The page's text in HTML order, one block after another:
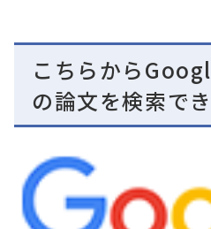
こちらから
の論文を検索でき